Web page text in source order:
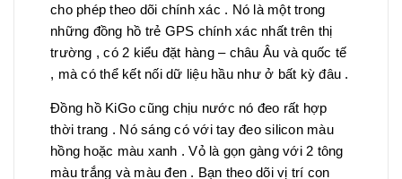
cho phép theo dõi chính xác . Nó là một trong
những đồng hồ trẻ GPS chính xác nhất trên thị
trường , có 2 kiểu đặt hàng – châu Âu và quốc tế
, mà có thể kết nối dữ liệu hầu như ở bất kỳ đâu .
Đồng hồ KiGo cũng chịu nước nó đeo rất hợp
thời trang . Nó sáng có với tay đeo silicon màu
hồng hoặc màu xanh . Vỏ là gọn gàng với 2 tông
màu trắng và màu đen . Bạn theo dõi vị trí con